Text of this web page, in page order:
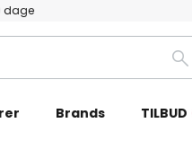
dage
Brands TILBUD